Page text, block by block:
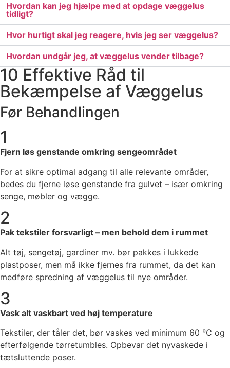
Hvordan kan jeg hjælpe med at opdage væggelus
tidligt?
Hvor hurtigt skal jeg reagere, hvis jeg ser væggelus?
Hvordan undgår jeg, at væggelus vender tilbage?
10 Effektive Råd til
Bekæmpelse af Væggelus
Før Behandlingen
1
Fjern løs genstande omkring sengeområdet
For at sikre optimal adgang til alle relevante områder,
bedes du fjerne løse genstande fra gulvet – især omkring
senge, møbler og vægge.
2
Pak tekstiler forsvarligt – men behold dem i rummet
Alt tøj, sengetøj, gardiner mv. bør pakkes i lukkede
plastposer, men må ikke fjernes fra rummet, da det kan
medføre spredning af væggelus til nye områder.
3
Vask alt vaskbart ved høj temperature
Tekstiler, der tåler det, bør vaskes ved minimum 60 °C og
efterfølgende tørretumbles. Opbevar det nyvaskede i
tætsluttende poser.